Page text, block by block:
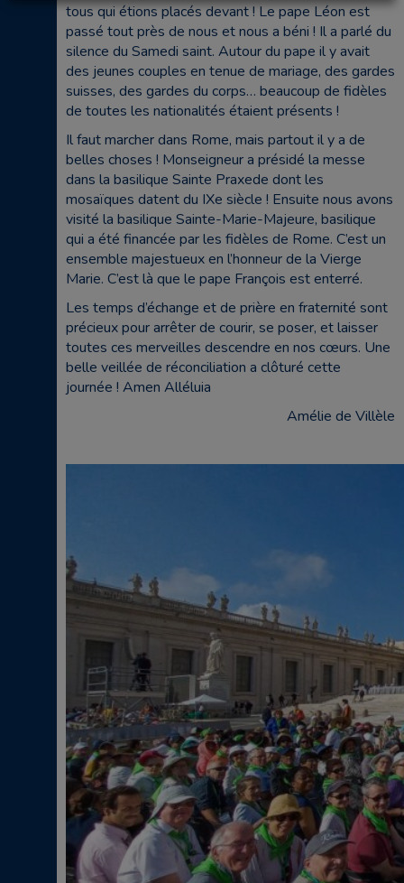
tous qui étions placés devant ! Le pape Léon est
passé tout près de nous et nous a béni ! Il a parlé du
silence du Samedi saint. Autour du pape il y avait
des jeunes couples en tenue de mariage, des gardes
suisses, des gardes du corps… beaucoup de fidèles
de toutes les nationalités étaient présents !
Il faut marcher dans Rome, mais partout il y a de
belles choses ! Monseigneur a présidé la messe
dans la basilique Sainte Praxede dont les
mosaïques datent du IXe siècle ! Ensuite nous avons
visité la basilique Sainte-Marie-Majeure, basilique
qui a été financée par les fidèles de Rome. C’est un
ensemble majestueux en l’honneur de la Vierge
Marie. C’est là que le pape François est enterré.
Les temps d’échange et de prière en fraternité sont
précieux pour arrêter de courir, se poser, et laisser
toutes ces merveilles descendre en nos cœurs. Une
belle veillée de réconciliation a clôturé cette
journée ! Amen Alléluia
Amélie de Villèle